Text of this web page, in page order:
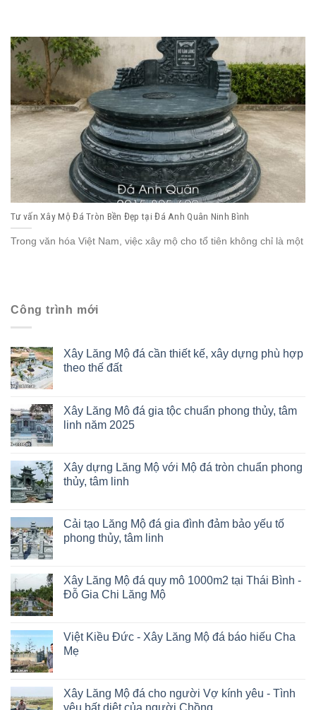
Tư vấn Xây Mộ Đá Tròn Bền Đẹp tại Đá Anh Quân Ninh Bình
Trong văn hóa Việt Nam, việc xây mộ cho tổ tiên không chỉ là một
Công trình mới
Xây Lăng Mộ đá cần thiết kế, xây dựng phù hợp
theo thế đất
Xây Lăng Mô đá gia tộc chuẩn phong thủy, tâm
linh năm 2025
Xây dựng Lăng Mộ với Mộ đá tròn chuẩn phong
thủy, tâm linh
Cải tạo Lăng Mộ đá gia đình đảm bảo yếu tố
phong thủy, tâm linh
Xây Lăng Mộ đá quy mô 1000m2 tại Thái Bình -
Đỗ Gia Chi Lăng Mộ
Việt Kiều Đức - Xây Lăng Mộ đá báo hiếu Cha
Mẹ
Xây Lăng Mộ đá cho người Vợ kính yêu - Tình
yêu bất diệt của người Chồng